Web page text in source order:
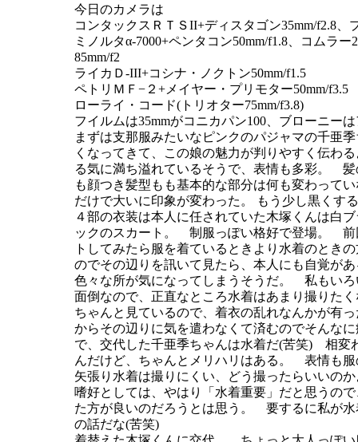
今日のカメラは
コンタックスＲＴＳII+ディスタゴン35mm/f2.8、
ミノルタα-7000+ペンタコン50mm/f1.8、コムラ
85mm/f2
ライカＤ-III+コシナ・ノクトン50mm/f1.5
ペトリＭＦ−２+メイヤー・プリモター50mm/f3.5
ローライ・コード(トリオター75mm/f3.8)
フイルムは35mmがコニカパン100、ブローニー
まずは支那服みたいなピンクのパジャマの千亜
くなってきて、この娘の魅力が判りやすく伝わ
る気に満ち溢れているそうで、表情も多彩。
も顔つき髪型もも基本的な部分は何も変わって
だけで大いに印象が変わった。 もう少し黒くす
４部の衣装は本人に任されていた木塚くんは白
ックのスカート。 制服っぽい格好で登場。 前
トしてみたら服を着ているときより水着のとき
のでその辺りを訊いて見たら、本人にも自覚が
色々な所が気になってしまうそうだ。 私もい
面倒なので、正直なところ水着はあまり撮りた
ちゃんと見ているので、着衣の乱れなんかが有
からその辺りに気を遣わなくて済むのでそんな
で、交代した千亜季ちゃんは水着だ(苦笑) 相変
んだけど、ちゃんとメリハリはある。 表情も
矢張り水着は撮りにくい、どう撮ったらいいの
嗜好としては、やはり「水着重要」だと思うの
た方が良いのだろうとは思う。 要するに私が
の話だな(苦笑)